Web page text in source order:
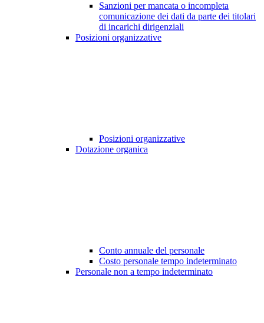
Sanzioni per mancata o incompleta
comunicazione dei dati da parte dei titolari
di incarichi dirigenziali
Posizioni organizzative
Posizioni organizzative
Dotazione organica
Conto annuale del personale
Costo personale tempo indeterminato
Personale non a tempo indeterminato